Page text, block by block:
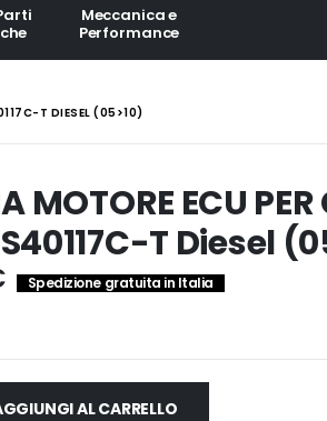
Meccanica e
Performance
T DIESEL (05>10)
MOTORE ECU
T Diesel
Il
prezzo
è:
98,00€.
Spedizione gratuita in Italia
AL CARRELLO